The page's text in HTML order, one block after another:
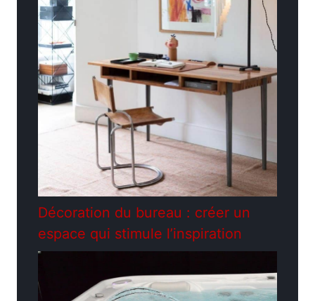
Décoration du bureau : créer un
espace qui stimule l’inspiration